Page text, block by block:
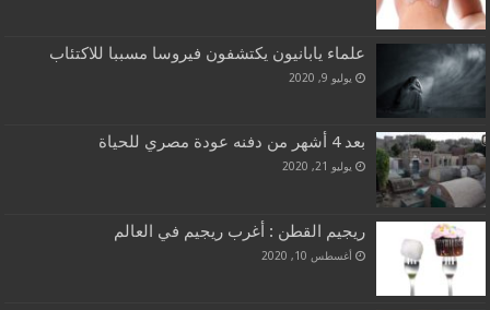
علماء يابانيون يكتشفون فيروسا مسببا للاكتئاب
يوليو 9, 2020
بعد 4 أشهر من دفنه عودة مصري للحياة
يوليو 21, 2020
ريجيم القطن : أغرب ريجيم في العالم
أغسطس 10, 2020